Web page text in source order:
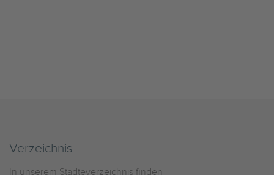
Verzeichnis
In unserem Städteverzeichnis finden